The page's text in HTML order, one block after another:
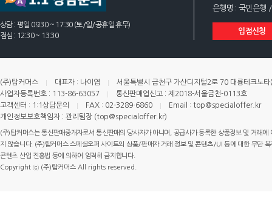
상담 : 평일 09:30 ~ 17:30 (토/일/공휴일 휴무)
점심 : 12:30 ~ 13:30
은행명 : 국민은행
입점신청
(주)탑커머스 대표자 : 나이엽
서울특별시 금천구 가산디지털2로 70 대륭테크노
사업자등록번호 : 113-86-63057
통신판매업신고 : 제2018-서울금천-0113호
고객센터 : 1:1상담문의
FAX : 02-3289-6860
Email : top@specialoffer.kr
개인정보보호책임자 : 관리팀장 (top@specialoffer.kr)
(주)탑커머스는 통신판매중개자로서 통신판매의 당사자가 아니며, 공급사가 등록한 상품정보 및 거래
지 않습니다. (주)탑커머스 스페셜오퍼 사이트의 상품/판매자 거래 정보 및 콘텐츠/UI 등에 대한 무단
콘텐츠 산업 진흥법 등에 의하여 엄격히 금지합니다.
Copyright ⓒ (주)탑커머스 All rights reserved.